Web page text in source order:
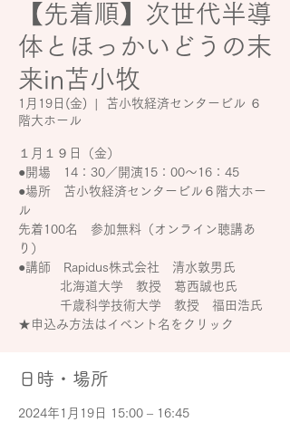
【先着順】次世代半導
体とほっかいどうの末
来in苫小牧
1月19日(金)
苫小牧経済センタービル ６
階大ホール
１月１９日（金）
●開場 14：30／開演15：00～16：45
●場所 苫小牧経済センタービル６階大ホー
ル
先着100名 参加無料（オンライン聴講あ
り）
●講師 Rapidus株式会社 清水敦男氏
北海道大学 教授 葛西誠也氏
千歳科学技術大学 教授 福田浩氏
★申込み方法はイベント名をクリック
日時・場所
2024年1月19日 15:00 – 16:45